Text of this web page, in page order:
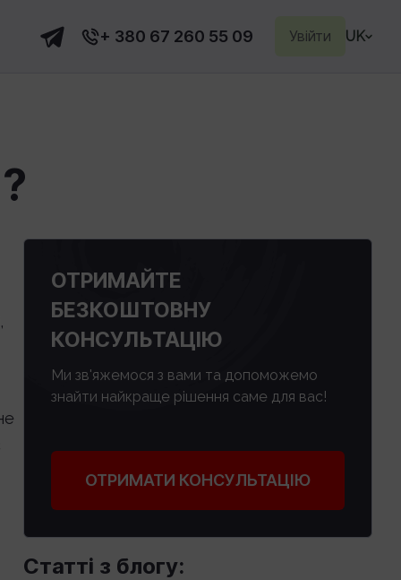
+ 380 67 260 55 09 Увійти UK
ОТРИМАЙТЕ
БЕЗКОШТОВНУ
КОНСУЛЬТАЦІЮ
Ми зв'яжемося з вами та допоможемо
знайти найкраще рішення саме для вас!
ОТРИМАТИ КОНСУЛЬТАЦІЮ
Статті з блогу: